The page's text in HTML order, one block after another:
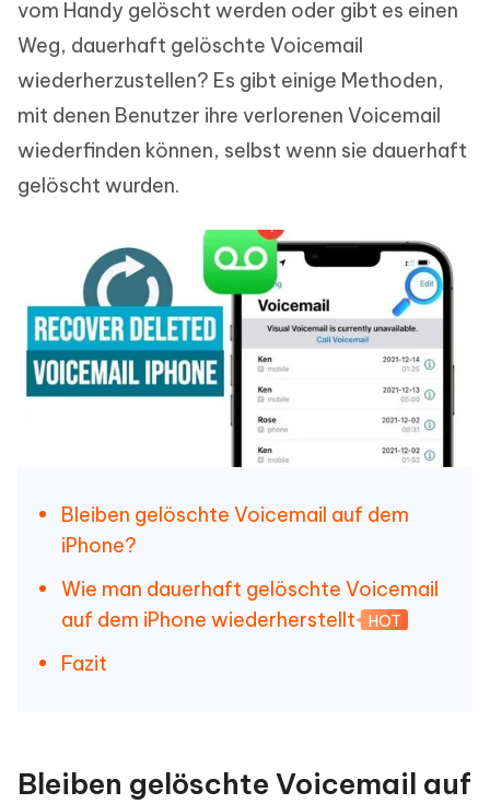
vom Handy gelöscht werden oder gibt es einen
Weg, dauerhaft gelöschte Voicemail
wiederherzustellen? Es gibt einige Methoden,
mit denen Benutzer ihre verlorenen Voicemail
wiederfinden können, selbst wenn sie dauerhaft
gelöscht wurden.
Bleiben gelöschte Voicemail auf dem
iPhone?
Wie man dauerhaft gelöschte Voicemail
auf dem iPhone wiederherstellt
HOT
Fazit
Bleiben gelöschte Voicemail auf